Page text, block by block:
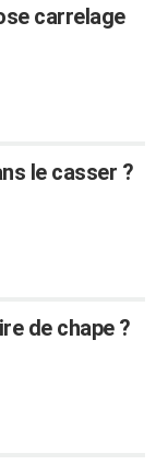
carrelage
le casser ?
de chape ?